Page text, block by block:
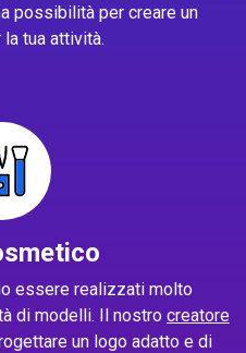
possibilità per creare un
tua attività.
essere realizzati molto
di modelli. Il nostro creatore
un logo adatto e di